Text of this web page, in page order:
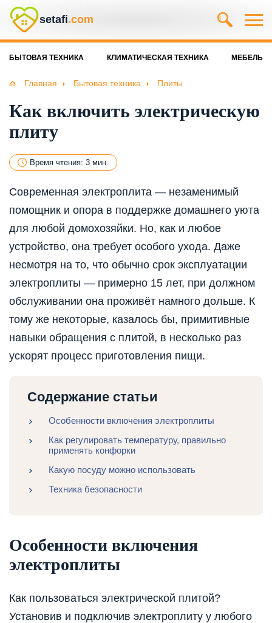
setafi.com
БЫТОВАЯ ТЕХНИКА КЛИМАТИЧЕСКАЯ ТЕХНИКА МЕБЕЛЬ
Главная Бытовая техника Плиты
Как включить электрическую
плиту
Время чтения: 3 мин.
Современная электроплита — незаменимый
помощник и опора в поддержке домашнего уюта
для любой домохозяйки. Но, как и любое
устройство, она требует особого ухода. Даже
несмотря на то, что обычно срок эксплуатации
электроплиты — примерно 15 лет, при должном
обслуживании она проживёт намного дольше. К
тому же некоторые, казалось бы, примитивные
навыки обращения с плитой, в несколько раз
ускорят процесс приготовления пищи.
Содержание статьи
Особенности включения электроплиты
Как регулировать температуру, правильно
применять конфорки
Какую посуду можно использовать
Техника безопасности
Особенности включения
электроплиты
Как пользоваться электрической плитой?
Установив и подключив электроплиту у любого